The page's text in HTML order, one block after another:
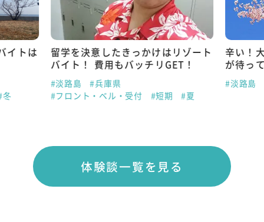
イトは
冬
留学を決意したきっかけはリゾート
バイト！ 費用もバッチリGET！
#淡路島
#兵庫県
#フロント・ベル・受付
#短期 #夏
辛い！
が待っ
#淡路島
体験談一覧を見る